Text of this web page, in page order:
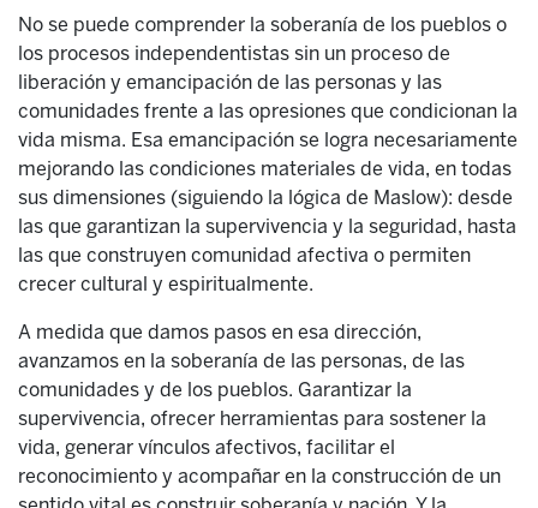
No se puede comprender la soberanía de los pueblos o
los procesos independentistas sin un proceso de
liberación y emancipación de las personas y las
comunidades frente a las opresiones que condicionan la
vida misma. Esa emancipación se logra necesariamente
mejorando las condiciones materiales de vida, en todas
sus dimensiones (siguiendo la lógica de Maslow): desde
las que garantizan la supervivencia y la seguridad, hasta
las que construyen comunidad afectiva o permiten
crecer cultural y espiritualmente.
A medida que damos pasos en esa dirección,
avanzamos en la soberanía de las personas, de las
comunidades y de los pueblos. Garantizar la
supervivencia, ofrecer herramientas para sostener la
vida, generar vínculos afectivos, facilitar el
reconocimiento y acompañar en la construcción de un